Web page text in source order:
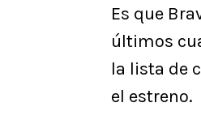
Es que
últimos
la lista de
el estreno.